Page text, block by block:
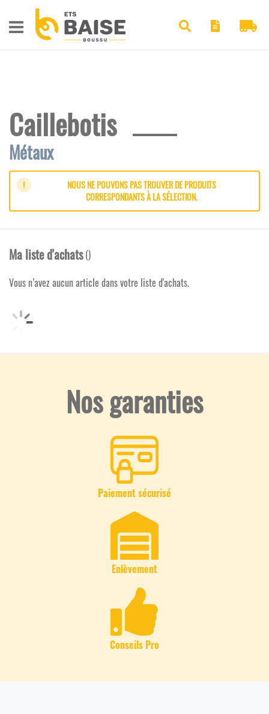
Chercher
Caillebotis
Métaux
NOUS NE POUVONS PAS TROUVER DE PRODUITS
CORRESPONDANTS À LA SÉLECTION.
Ma liste d'achats
Vous n’avez aucun article dans votre liste d'achats.
Nos garanties
Paiement sécurisé
Enlèvement
Conseils Pro